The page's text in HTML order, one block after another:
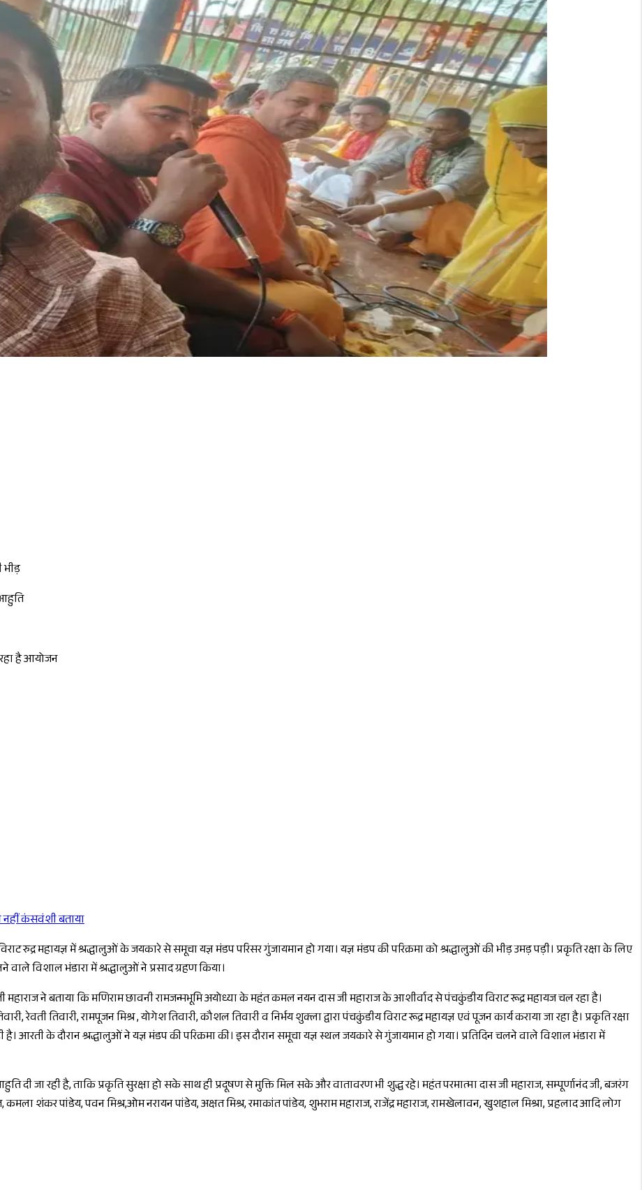
भीड़
है आयोजन
Sponsored
कंसवंशी बताया
रुद्र महायज्ञ में श्रद्धालुओं के जयकारे से समूचा यज्ञ मंडप परिसर गुंजायमान हो गया। यज्ञ मंडप की परिक्रमा को श्रद्धालुओं की भीड़ उमड़ पड़ी। प्रकृति रक्षा के लिए
वाले विशाल भंडारा में श्रद्धालुओं ने प्रसाद ग्रहण किया।
महाराज ने बताया कि मणिराम छावनी रामजन्मभूमि अयोध्या के महंत कमल नयन दास जी महाराज के आशीर्वाद से पंचकुंडीय विराट रूद्र महायज चल रहा है।
रेवती तिवारी, रामपूजन मिश्र , योगेश तिवारी, कौशल तिवारी व निर्भय शुक्ला द्वारा पंचकुंडीय विराट रूद्र महायज्ञ एवं पूजन कार्य कराया जा रहा है। प्रकृति रक्षा
है। आरती के दौरान श्रद्धालुओं ने यज्ञ मंडप की परिक्रमा की। इस दौरान समूचा यज्ञ स्थल जयकारे से गुंजायमान हो गया। प्रतिदिन चलने वाले विशाल भंडारा में
दी जा रही है, ताकि प्रकृति सुरक्षा हो सके साथ ही प्रदूषण से मुक्ति मिल सके और वातावरण भी शुद्ध रहे। महंत परमात्मा दास जी महाराज, सम्पूर्णानंद जी, बजरंग
शंकर पांडेय, पवन मिश्र,ओम नरायन पांडेय, अक्षत मिश्र, रमाकांत पांडेय, शुभराम महाराज, राजेंद्र महाराज, रामखेलावन, खुशहाल मिश्रा, प्रहलाद आदि लोग